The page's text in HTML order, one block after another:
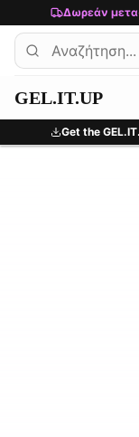
Μετάβαση στο
Δωρεάν
GEL.IT.UP
Get the